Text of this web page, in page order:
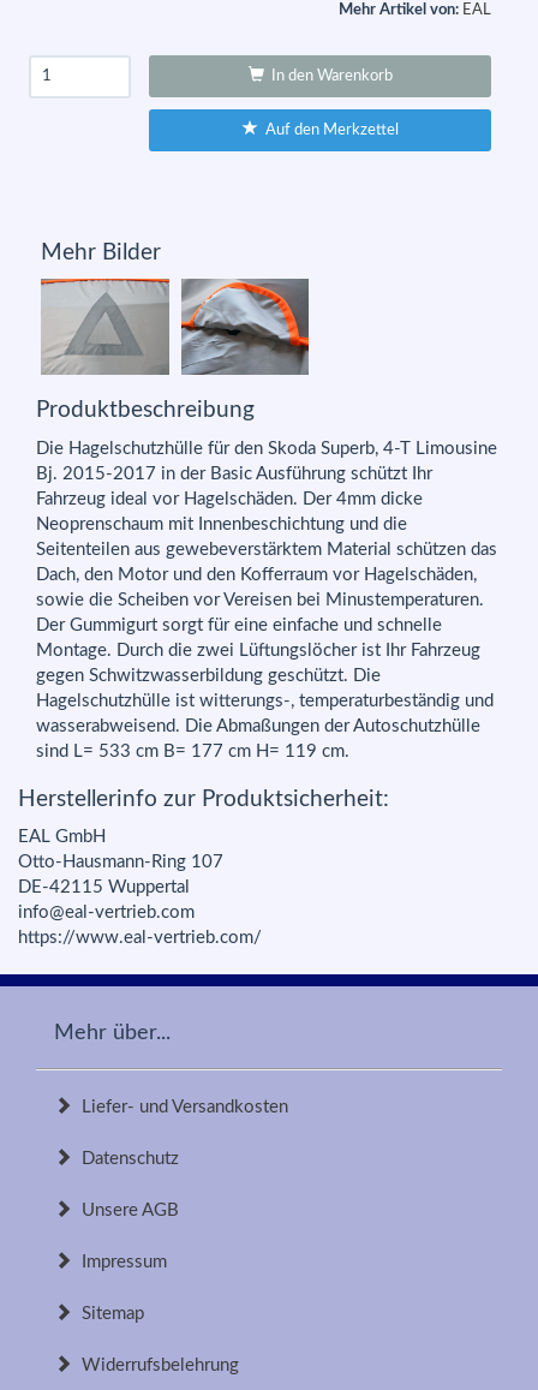
Mehr Artikel von: EAL
In den Warenkorb
Auf den Merkzettel
Mehr Bilder
Produktbeschreibung
Die Hagelschutzhülle für den Skoda Superb, 4-T Limousine
Bj. 2015-2017 in der Basic Ausführung schützt Ihr
Fahrzeug ideal vor Hagelschäden. Der 4mm dicke
Neoprenschaum mit Innenbeschichtung und die
Seitenteilen aus gewebeverstärktem Material schützen das
Dach, den Motor und den Kofferraum vor Hagelschäden,
sowie die Scheiben vor Vereisen bei Minustemperaturen.
Der Gummigurt sorgt für eine einfache und schnelle
Montage. Durch die zwei Lüftungslöcher ist Ihr Fahrzeug
gegen Schwitzwasserbildung geschützt. Die
Hagelschutzhülle ist witterungs-, temperaturbeständig und
wasserabweisend. Die Abmaßungen der Autoschutzhülle
sind L= 533 cm B= 177 cm H= 119 cm.
Herstellerinfo zur Produktsicherheit:
EAL GmbH
Otto-Hausmann-Ring 107
DE-42115 Wuppertal
info@eal-vertrieb.com
https://www.eal-vertrieb.com/
Mehr über...
Liefer- und Versandkosten
Datenschutz
Unsere AGB
Impressum
Sitemap
Widerrufsbelehrung